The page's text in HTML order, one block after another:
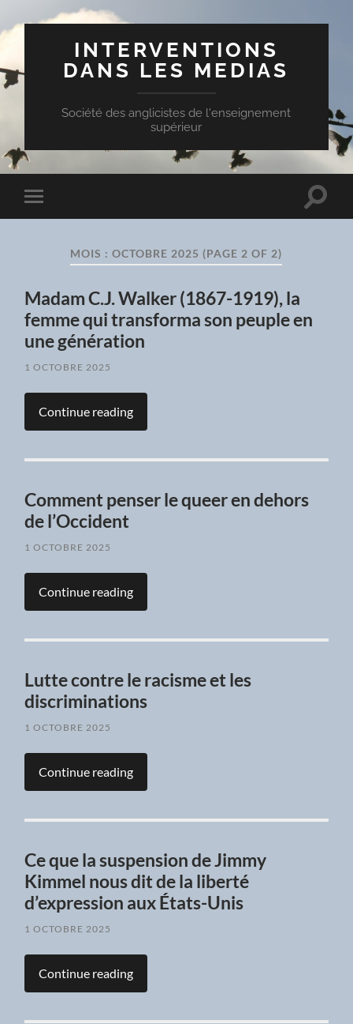
INTERVENTIONS
DANS LES MEDIAS
Société des anglicistes de l'enseignement
supérieur
Toggle
mobile
Toggle
MOIS :OCTOBRE 2025 (PAGE 2 OF 2)
Madam C.J. Walker (1867-1919), la
femme qui transforma son peuple en
une génération
1 OCTOBRE 2025
Continue reading
Comment penser le queer en dehors
de l’Occident
1 OCTOBRE 2025
Continue reading
Lutte contre le racisme et les
discriminations
1 OCTOBRE 2025
Continue reading
Ce que la suspension de Jimmy
Kimmel nous dit de la liberté
d’expression aux États-Unis
1 OCTOBRE 2025
Continue reading